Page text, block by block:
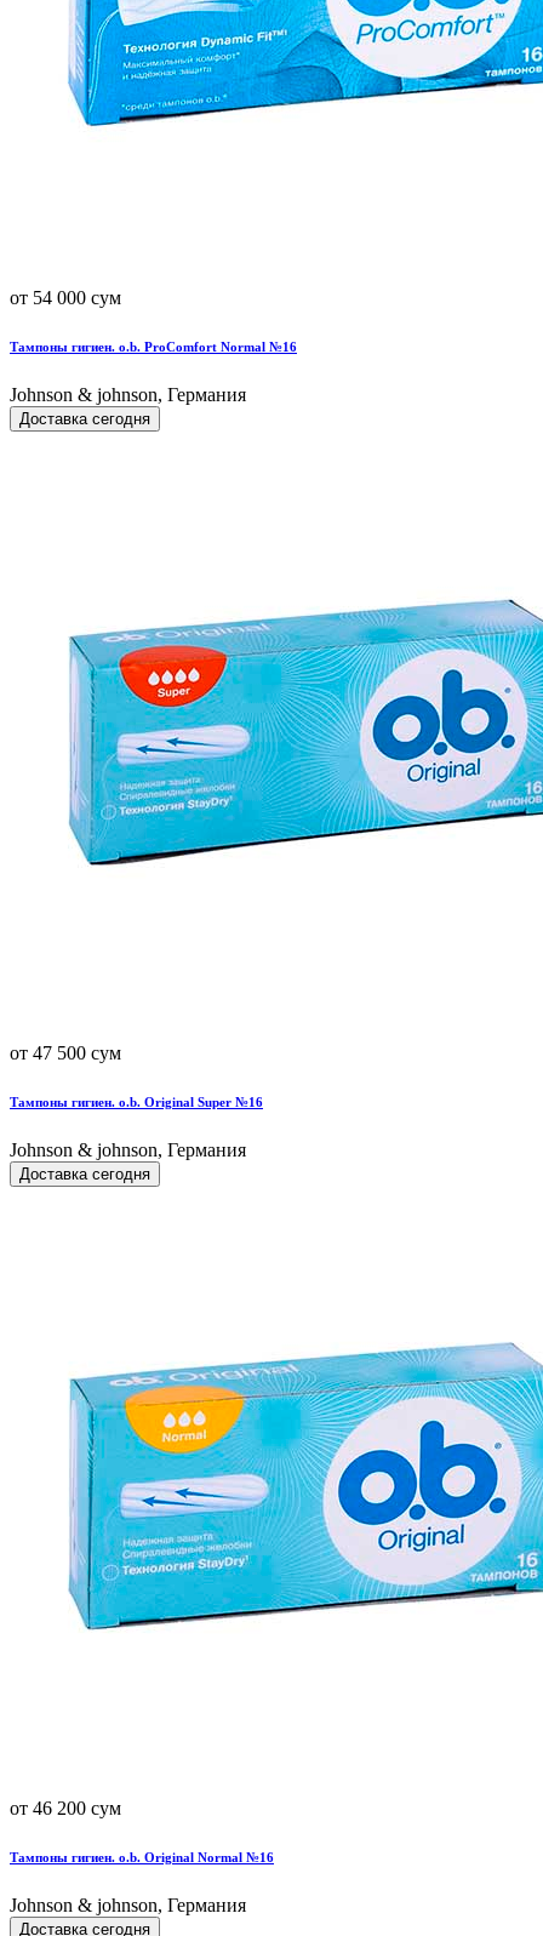
от 54 000 сум
Тампоны гигиен. o.b. ProComfort Normal №16
Johnson & johnson, Германия
Доставка сегодня
от 47 500 сум
Тампоны гигиен. o.b. Original Super №16
Johnson & johnson, Германия
Доставка сегодня
от 46 200 сум
Тампоны гигиен. o.b. Original Normal №16
Johnson & johnson, Германия
Доставка сегодня